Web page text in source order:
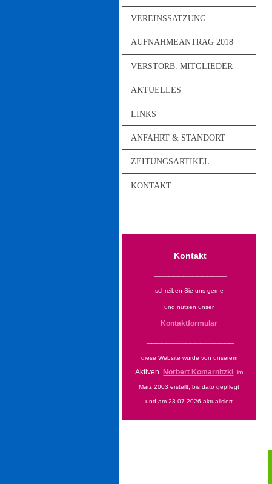
VEREINSSATZUNG
AUFNAHMEANTRAG 2018
VERSTORB. MITGLIEDER
AKTUELLES
LINKS
ANFAHRT & STANDORT
ZEITUNGSARTIKEL
KONTAKT
Kontakt
schreiben Sie uns gerne
und nutzen unser
Kontaktformular
diese Website wurde von unserem
Aktiven Norbert Komarnitzki im
März 2003 erstellt, bis dato gepflegt
und am 23.07.2026 aktualisiert